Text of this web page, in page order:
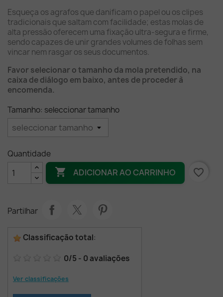
Esqueça os agrafos que danificam o papel ou os clipes
tradicionais que saltam com facilidade; estas molas de
alta pressão oferecem uma fixação ultra-segura e firme,
sendo capazes de unir grandes volumes de folhas sem
vincar nem rasgar os seus documentos.
Favor selecionar o tamanho da mola pretendido, na
caixa de diálogo em baixo, antes de proceder à
encomenda.
Tamanho: seleccionar tamanho
Quantidade
 ADICIONAR AO CARRINHO favorite_border
Partilhar
Classificação total:
0/5 - 0 avaliações
Ver classificações